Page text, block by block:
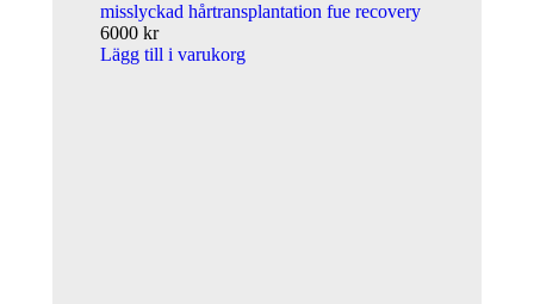
misslyckad hårtransplantation fue recovery
6000 kr
Lägg till i varukorg